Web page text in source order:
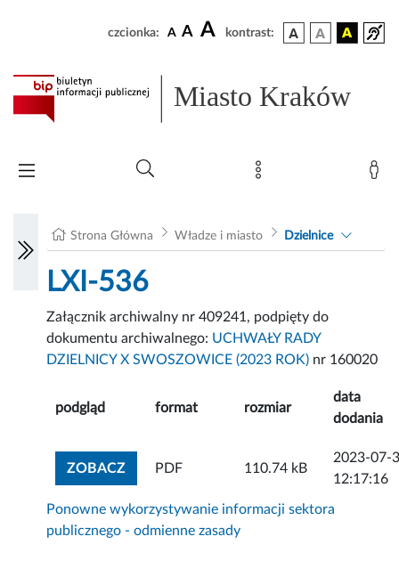
czcionka: A A A kontrast:
Miasto Kraków
Strona Główna Władze i miasto Dzielnice
LXI-536
Załącznik archiwalny nr 409241, podpięty do
dokumentu archiwalnego: UCHWAŁY RADY
DZIELNICY X SWOSZOWICE (2023 ROK) nr 160020
podgląd format rozmiar
data
dodania
ZOBACZZOBACZ ZAŁĄCZNIK
PDF 110.74 kB
2023-07-
12:17:16
Ponowne wykorzystywanie informacji sektora
publicznego - odmienne zasady